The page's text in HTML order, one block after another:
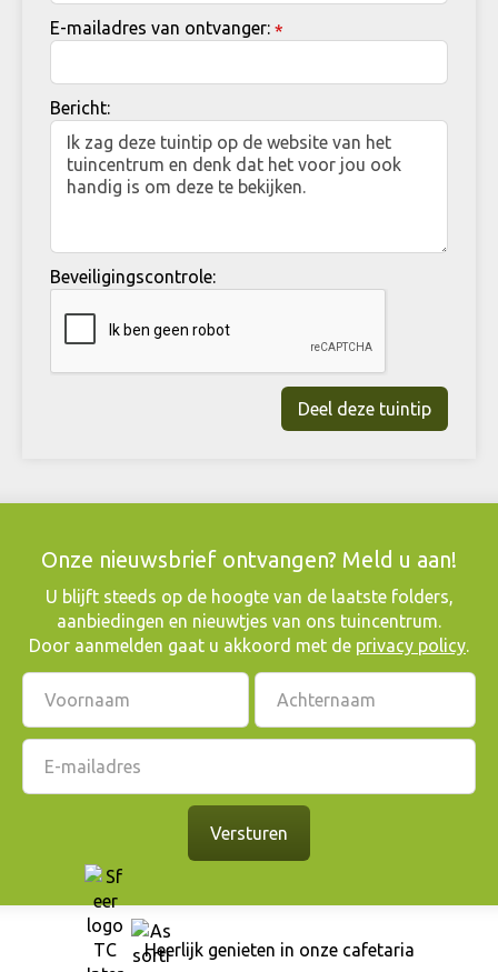
E-mailadres van ontvanger: *
Bericht:
Beveiligingscontrole:
Onze nieuwsbrief ontvangen? Meld u aan!
​U blijft steeds op de hoogte van de laatste folders,
aanbiedingen en nieuwtjes van ons tuincentrum.
Door aanmelden gaat u akkoord met de privacy policy.
Heerlijk genieten in onze cafetaria